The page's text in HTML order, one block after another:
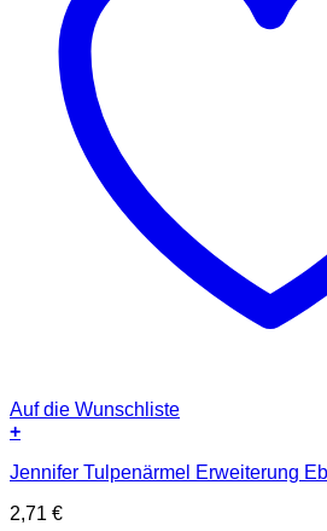
Auf die Wunschliste
+
Jennifer Tulpenärmel Erweiterung
2,71 €